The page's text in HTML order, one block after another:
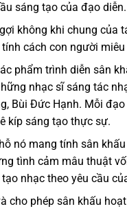
sáng tạo của đạo diễn.
không khi chung của
cách con người
phẩm trình diễn sân
nhạc sĩ sáng tác
Bùi Đức Hạnh. Mỗi
kíp sáng tạo thực sự.
nó mang tính sân
tình cảm mâu thuật
nhạc theo yêu cầu
cho phép sân khấu